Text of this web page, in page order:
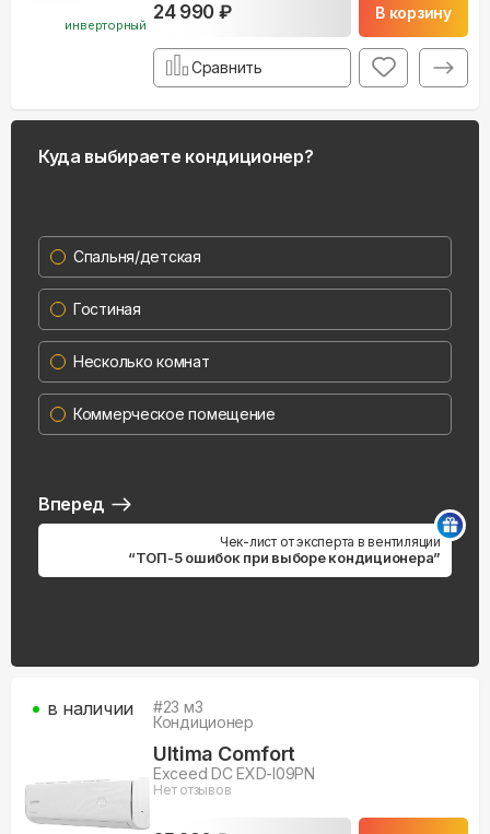
инверторный
24 990 ₽ В корзину
Сравнить
#23 м3
Кондиционер
Ultima Comfort
Exceed DC EXD-I09PN
Нет отзывов
в наличии
Куда выбираете кондиционер?
Спальня/детская
Гостиная
Несколько комнат
Коммерческое помещение
Вперед
Чек-лист от эксперта в вентиляции
“ТОП-5 ошибок при выборе кондиционера”